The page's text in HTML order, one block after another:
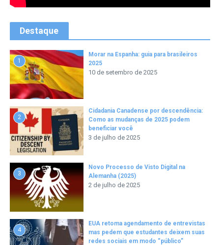
Destaque
1
Morar na Espanha: guia para brasileiros
2025
10 de setembro de 2025
2
Cidadania Canadense por descendência:
Como as mudanças de 2025 podem
beneficiar você
3 de julho de 2025
3
Novo Processo de Visto Digital na
Alemanha (2025)
2 de julho de 2025
4
EUA retoma agendamento de entrevistas
mas pedem que estudantes deixem suas
redes sociais em modo “público”